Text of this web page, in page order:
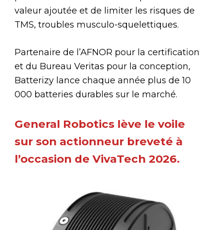
valeur ajoutée et de limiter les risques de
TMS, troubles musculo-squelettiques.
Partenaire de l’AFNOR pour la certification
et du Bureau Veritas pour la conception,
Batterizy lance chaque année plus de 10
000 batteries durables sur le marché.
General Robotics lève le voile
sur son actionneur breveté à
l’occasion de VivaTech 2026.